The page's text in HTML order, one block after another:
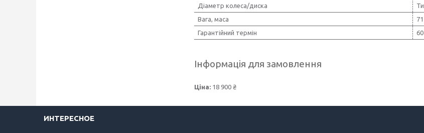
Діаметр колеса/диска
Вага, маса
Гарантійний термін
60
Інформація для замовлення
Ціна: 18 900 ₴
ИНТЕРЕСНОЕ